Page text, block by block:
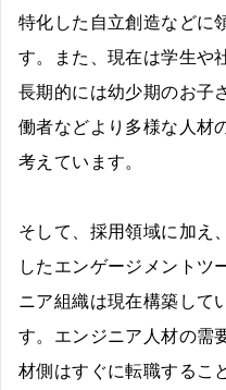
特化した自立創造などに
す。また、現在は学生や
長期的には幼少期のお子
働者などより多様な人材
考えています。
そして、採用領域に加え
したエンゲージメントツ
ニア組織は現在構築して
す。エンジニア人材の需
材側はすぐに転職するこ